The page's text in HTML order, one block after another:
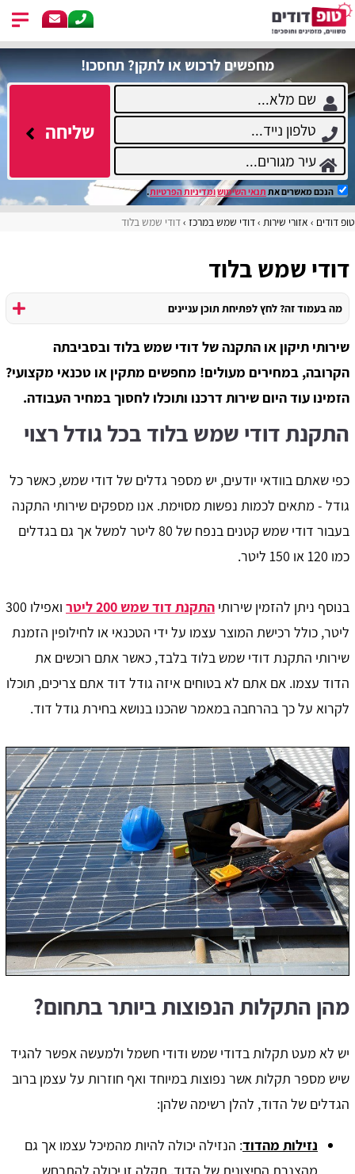
מחפשים לרכוש או לתקן? תחסכו!
שליחה
הנכם מאשרים את תנאי השימושומדיניות הפרטיות.
טופ דודים אזורי שירות דודי שמש במרכז דודי שמש בלוד
דודי שמש בלוד
מה בעמוד זה? לחץ לפתיחת תוכן עניינים
שירותי תיקון או התקנה של דודי שמש בלוד ובסביבתה
הקרובה, במחירים מעולים! מחפשים מתקין או טכנאי מקצועי?
הזמינו עוד היום שירות דרכנו ותוכלו לחסוך במחיר העבודה.
התקנת דודי שמש בלוד בכל גודל רצוי
כפי שאתם בוודאי יודעים, יש מספר גדלים של דודי שמש, כאשר כל
גודל - מתאים לכמות נפשות מסוימת. אנו מספקים שירותי התקנה
בעבור דודי שמש קטנים בנפח של 80 ליטר למשל אך גם בגדלים
כמו 120 או 150 ליטר.
בנוסף ניתן להזמין שירותי התקנת דוד שמש 200 ליטר
ואפילו 300
ליטר, כולל רכישת המוצר עצמו על ידי הטכנאי או לחילופין הזמנת
שירותי התקנת דודי שמש בלוד בלבד, כאשר אתם רוכשים את
הדוד עצמו. אם אתם לא בטוחים איזה גודל דוד אתם צריכים, תוכלו
לקרוא על כך בהרחבה במאמר שהכנו בנושא בחירת גודל דוד.
מהן התקלות הנפוצות ביותר בתחום?
יש לא מעט תקלות בדודי שמש ודודי חשמל ולמעשה אפשר להגיד
שיש מספר תקלות אשר נפוצות במיוחד ואף חוזרות על עצמן ברוב
הגדלים של הדוד, להלן רשימה שלהן:
נזילות מהדוד: הנזילה יכולה להיות מהמיכל עצמו אך גם